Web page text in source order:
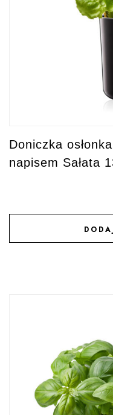
Doniczka
napisem Sałata